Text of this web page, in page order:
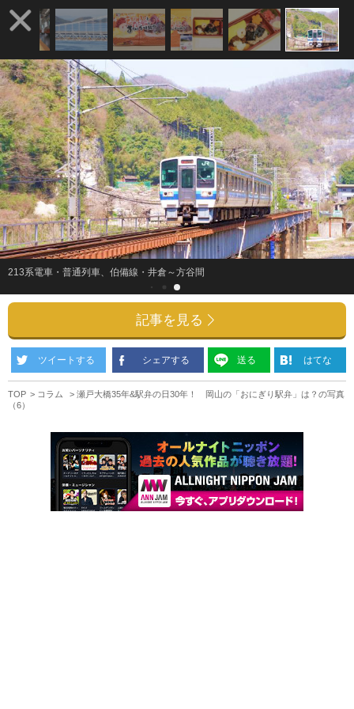
213系電車・普通列車、伯備線・井倉～方谷間
記事を見る
ツイートする シェアする 送る はてな
TOP コラム
瀬戸大橋35年&駅弁の日30年！ 岡山の「おにぎり駅弁」は？の写真
（6）